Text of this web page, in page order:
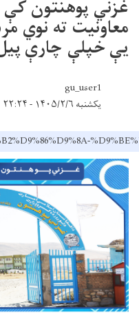
غزني پوهنتون
معاونیت ته نوي
یې خپلې چارې
gu_user1
یکشنبه ۱۴۰۵/۲/۶ - ۲۲:۲۴